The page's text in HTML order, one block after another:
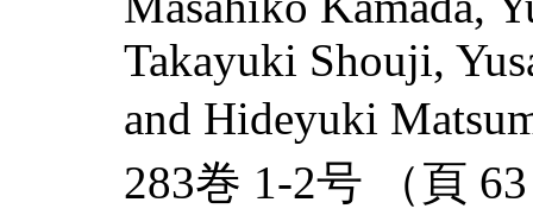
Takayuki Shouji,
and Hideyuki
283巻 1-2号 （頁